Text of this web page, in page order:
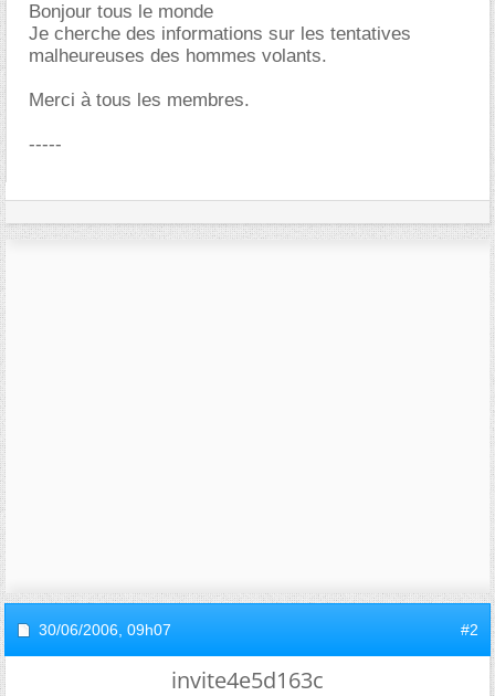
Bonjour tous le monde
Je cherche des informations sur les tentatives
malheureuses des hommes volants.
Merci à tous les membres.
-----
30/06/2006, 09h07 #2
invite4e5d163c